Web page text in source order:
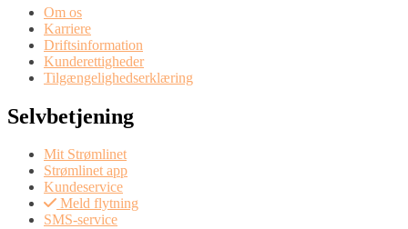
Om os
Karriere
Driftsinformation
Kunderettigheder
Tilgængelighedserklæring
Selvbetjening
Mit Strømlinet
Strømlinet app
Kundeservice
Meld flytning
SMS-service